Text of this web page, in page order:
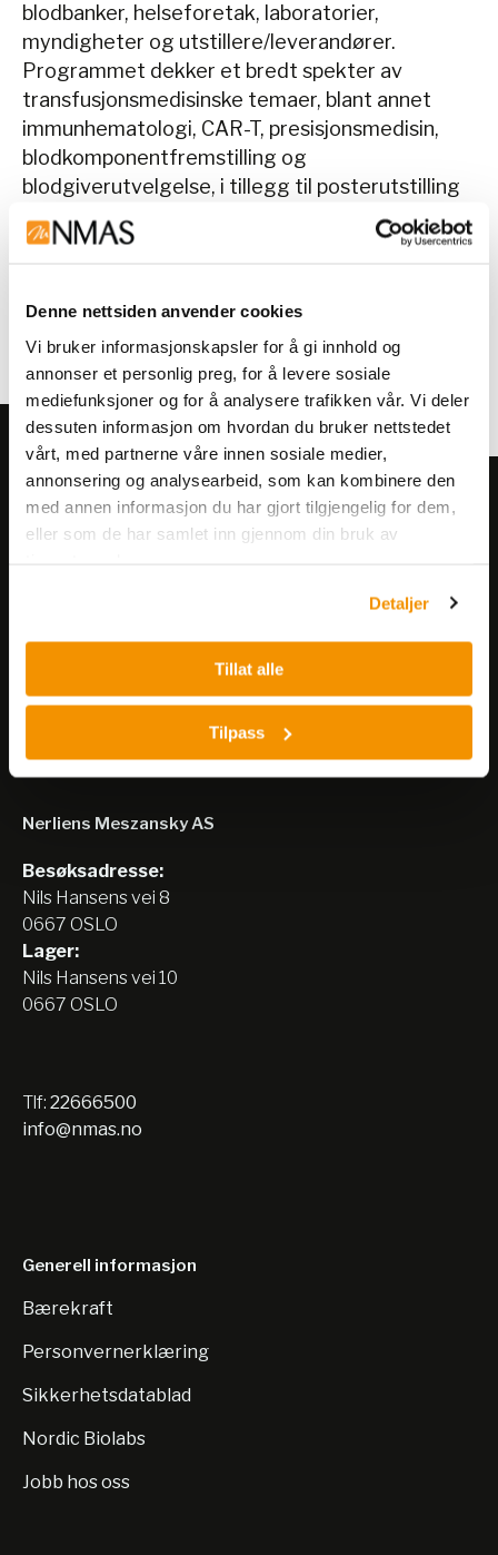
Denne nettsiden anvender cookies
Vi bruker informasjonskapsler for å gi innhold og
annonser et personlig preg, for å levere sosiale
mediefunksjoner og for å analysere trafikken vår. Vi deler
dessuten informasjon om hvordan du bruker nettstedet
vårt, med partnerne våre innen sosiale medier,
annonsering og analysearbeid, som kan kombinere den
med annen informasjon du har gjort tilgjengelig for dem,
eller som de har samlet inn gjennom din bruk av
Detaljer
Tillat alle
Tilpass
blodbanker, helseforetak, laboratorier,
myndigheter og utstillere/leverandører.
Programmet dekker et bredt spekter av
transfusjonsmedisinske temaer, blant annet
immunhematologi, CAR-T, presisjonsmedisin,
blodkomponentfremstilling og
blodgiverutvelgelse, i tillegg til posterutstilling
og paneldebatt om beredskap og lagerstyring.
Vi ser frem til faglig oppdatering,
bransjekolleger i Trondheim.
Meld deg på vårt nyhetsbrev!
Få informasjon om produkter,
Nerliens Meszansky AS
Besøksadresse:
Nils Hansens vei 8
0667 OSLO
Lager:
Nils Hansens vei 10
0667 OSLO
Tlf: 22666500
info@nmas.no
Generell informasjon
Bærekraft
Personvernerklæring
Sikkerhetsdatablad
Nordic Biolabs
Jobb hos oss